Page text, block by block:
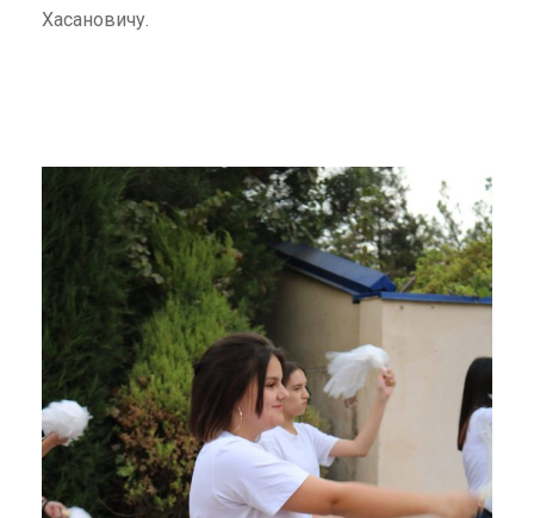
Хасановичу.